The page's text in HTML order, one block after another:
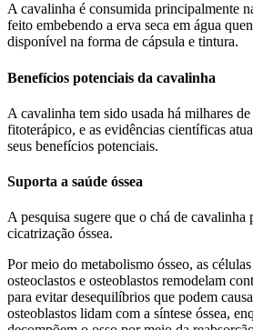
A cavalinha é consumida principalmente
feito embebendo a erva seca em água
disponível na forma de cápsula e tintura.
Benefícios potenciais da cavalinha
A cavalinha tem sido usada há milhares
fitoterápico, e as evidências científicas
seus benefícios potenciais.
Suporta a saúde óssea
A pesquisa sugere que o chá de cavalinha
cicatrização óssea.
Por meio do metabolismo ósseo, as células
osteoclastos e osteoblastos remodelam
para evitar desequilíbrios que podem
osteoblastos lidam com a síntese óssea,